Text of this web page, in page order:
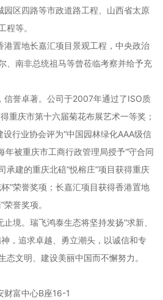
区四路等市政道路工程、山西省太原
程等。
置地长嘉汇项目景观工程，中央政治
、南非总统祖马等曾莅临考察并给予充
信誉卓著。公司于2007年通过了ISO质
重庆市第十六届菊花布展艺术一等奖；
行业协会评为“中国园林绿化AAA级信
年被重庆市工商行政管理局授予“守合同
承建的重庆北碚“悦榕庄”项目获得重庆
”荣誉奖项；长嘉汇项目获得香港置地
誉奖项。
境。 瑞飞鸿泰生态将坚持发扬“求新、
，追求卓越、勇立潮头，以诚信和专
态文明、建设美丽中国而不懈努力。
富中心B座16-1